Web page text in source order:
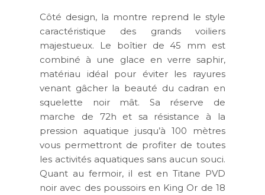
Côté design, la montre reprend le style
caractéristique des grands voiliers
majestueux. Le boîtier de 45 mm est
combiné à une glace en verre saphir,
matériau idéal pour éviter les rayures
venant gâcher la beauté du cadran en
squelette noir mât. Sa réserve de
marche de 72h et sa résistance à la
pression aquatique jusqu’à 100 mètres
vous permettront de profiter de toutes
les activités aquatiques sans aucun souci.
Quant au fermoir, il est en Titane PVD
noir avec des poussoirs en King Or de 18